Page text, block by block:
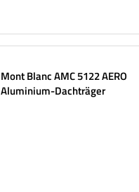
Mont Blanc AMC 5122 AERO
Aluminium-Dachträger